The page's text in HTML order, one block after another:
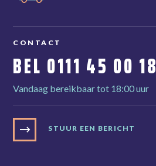
CONTACT
BEL 0111 45 00 18
Vandaag bereikbaar tot 18:00 uur
STUUR EEN BERICHT